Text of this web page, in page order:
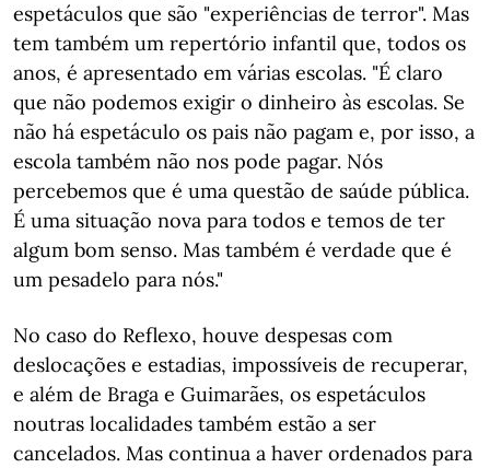
espetáculos que são "experiências de terror". Mas
tem também um repertório infantil que, todos os
anos, é apresentado em várias escolas. "É claro
que não podemos exigir o dinheiro às escolas. Se
não há espetáculo os pais não pagam e, por isso, a
escola também não nos pode pagar. Nós
percebemos que é uma questão de saúde pública.
É uma situação nova para todos e temos de ter
algum bom senso. Mas também é verdade que é
um pesadelo para nós."
No caso do Reflexo, houve despesas com
deslocações e estadias, impossíveis de recuperar,
e além de Braga e Guimarães, os espetáculos
noutras localidades também estão a ser
cancelados. Mas continua a haver ordenados para